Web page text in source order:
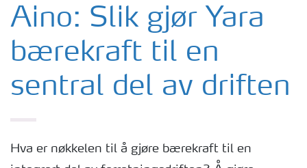
Studenter
Erfarne
Aino: Slik gjør Yara
bærekraft til en
sentral del av driften
Hva er nøkkelen til å gjøre bærekraft til en